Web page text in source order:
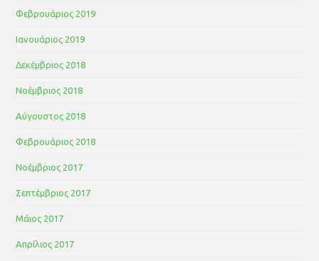
Φεβρουάριος 2019
Ιανουάριος 2019
Δεκέμβριος 2018
Νοέμβριος 2018
Αύγουστος 2018
Φεβρουάριος 2018
Νοέμβριος 2017
Σεπτέμβριος 2017
Μάιος 2017
Απρίλιος 2017